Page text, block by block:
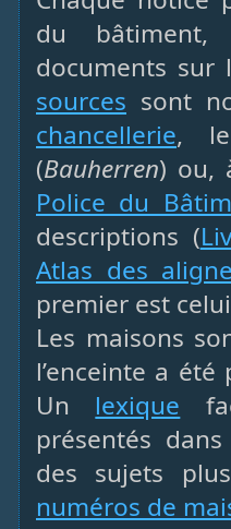
du bâtiment,
documents sur
sources sont
chancellerie,
(Bauherren) ou,
Police du
descriptions (
Atlas des
premier est
Les maisons
l’enceinte a
Un lexique
présentés
des sujets
numéros de